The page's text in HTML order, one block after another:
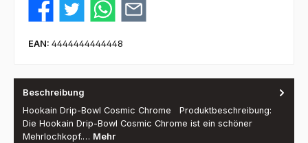
EAN: 4444444444448
Beschreibung
Hookain Drip-Bowl Cosmic Chrome Produktbeschreibung:
Die Hookain Drip-Bowl Cosmic Chrome ist ein schöner
Mehrlochkopf.… Mehr